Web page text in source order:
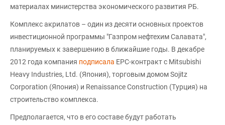
материалах министерства экономического развития РБ.
Комплекс акрилатов – один из десяти основных проектов
инвестиционной программы "Газпром нефтехим Салавата",
планируемых к завершению в ближайшие годы. В декабре
2012 года компания подписала EPC-контракт с Mitsubishi
Heavy Industries, Ltd. (Япония), торговым домом Sojitz
Corporation (Япония) и Renaissance Construction (Турция) на
строительство комплекса.
Предполагается, что в его составе будут работать